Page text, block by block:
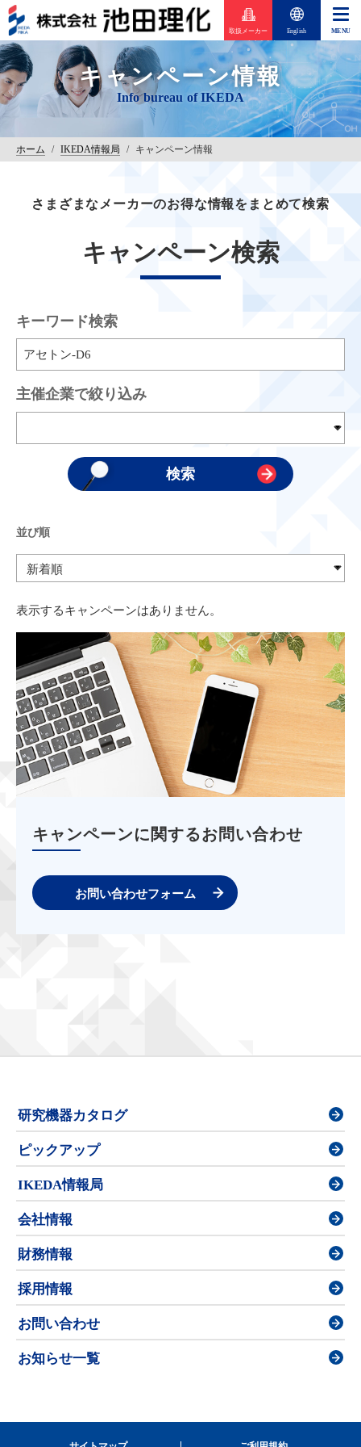
取扱メーカー English
キャンペーン情報
ホーム / IKEDA情報局 / キャンペーン情報
さまざまなメーカーのお得な情報をまとめて検索
キャンペーン検索
キーワード検索
主催企業で絞り込み
並び順
表示するキャンペーンはありません。
キャンペーンに関するお問い合わせ
お問い合わせフォーム
研究機器カタログ
ピックアップ
IKEDA情報局
会社情報
財務情報
採用情報
お問い合わせ
お知らせ一覧